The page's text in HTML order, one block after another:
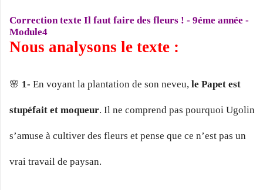
Correction texte Il faut faire des fleurs ! - 9éme année -
Module4
Nous analysons le texte :
🌸 1- En voyant la plantation de son neveu, le Papet est
stupéfait et moqueur. Il ne comprend pas pourquoi Ugolin
s’amuse à cultiver des fleurs et pense que ce n’est pas un
vrai travail de paysan.